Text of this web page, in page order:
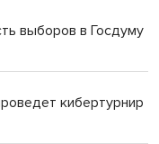
вошли в топ-16
в Искитиме
выборов в Госдуму
кибертурнир